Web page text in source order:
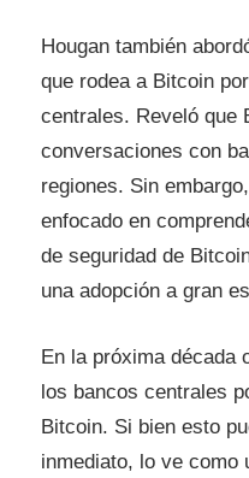
Hougan también
que rodea a Bitcoin
centrales. Reveló que
conversaciones con
regiones. Sin
enfocado en
de seguridad de
una adopción a gran
En la próxima década
los bancos centrales
Bitcoin. Si bien esto
inmediato, lo ve como